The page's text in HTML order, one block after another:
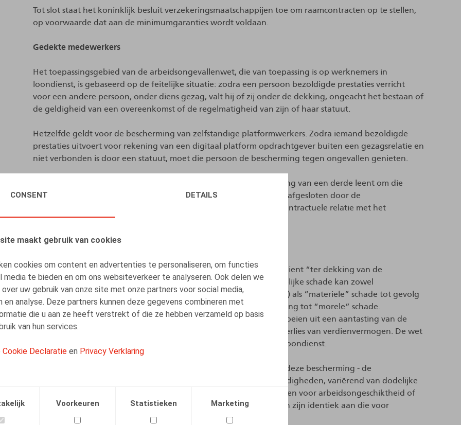
CONSENT DETAILS
maakt gebruik van cookies
cookies om content en advertenties te personaliseren, om functies
media te bieden en om ons websiteverkeer te analyseren. Ook delen we
uw gebruik van onze site met onze partners voor social media,
en analyse. Deze partners kunnen deze gegevens combineren met
die u aan ze heeft verstrekt of die ze hebben verzameld op basis
van hun services.
Cookie Declaratie en Privacy Verklaring
Voorkeuren Statistieken Marketing
Tot slot staat het koninklijk besluit verzekeringsmaatschappijen toe om raamcontracten op te stellen,
op voorwaarde dat aan de minimumgaranties wordt voldaan.
Gedekte medewerkers
Het toepassingsgebied van de arbeidsongevallenwet, die van toepassing is op werknemers in
loondienst, is gebaseerd op de feitelijke situatie: zodra een persoon bezoldigde prestaties verricht
voor een andere persoon, onder diens gezag, valt hij of zij onder de dekking, ongeacht het bestaan of
de geldigheid van een overeenkomst of de regelmatigheid van zijn of haar statuut.
Hetzelfde geldt voor de bescherming van zelfstandige platformwerkers. Zodra iemand bezoldigde
prestaties uitvoert voor rekening van een digitaal platform opdrachtgever buiten een gezagsrelatie en
niet verbonden is door een statuut, moet die persoon de bescherming tegen ongevallen genieten.
In de praktijk betekent dit met name dat de persoon die de rekening van een derde leent om die
prestaties uit te voeren, gedekt moet worden door de verzekering afgesloten door de
platformexploitant, ook al heeft hij of zij zelf geen rechtstreekse contractuele relatie met het
opdrachtgevende digitale platform.
Ongevallen die recht geven op een vergoeding
De wet van 3 oktober 2022 bepaalt dat de verplichte verzekering dient “ter dekking van de
lichamelijke schade die wordt geleden door” een ongeval. Lichamelijke schade kan zowel
economische schade (gemaakte kosten, verlies van inkomsten, enz.) als “materiële” schade tot gevolg
hebben, hetgeen in dit geval begrepen moet worden in tegenstelling tot “morele” schade.
Lichamelijke schade omvat dus alle negatieve gevolgen die voortvloeien uit een aantasting van de
fysieke of psychische integriteit, waaronder het overlijden en het verlies van verdienvermogen. De wet
opent het recht op eenzelfde dekking als die voor werknemers in loondienst.
Het koninklijk besluit bepaalt - in het kader van de uitvoering van deze bescherming - de
vergoedingswijze, rekening houdend met de verschillende omstandigheden, variërend van dodelijke
ongevallen met renten voor bepaalde familieleden tot vergoedingen voor arbeidsongeschiktheid of
zorg die nodig is als gevolg van het ongeval. De meeste bepalingen zijn identiek aan die voor
werknemers in loondienst.